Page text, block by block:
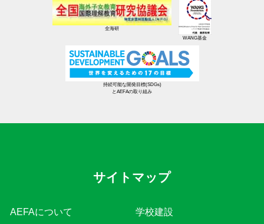
全海研
WANG基金
持続可能な開発目標(SDGs)
とAEFAの取り組み
サイトマップ
AEFAについて
学校建設